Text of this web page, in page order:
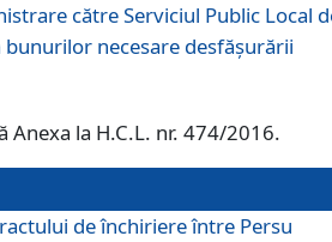
către Serviciul Public Local
necesare desfăşurării
Anexa la H.C.L. nr. 474/2016.
de închiriere între Persu